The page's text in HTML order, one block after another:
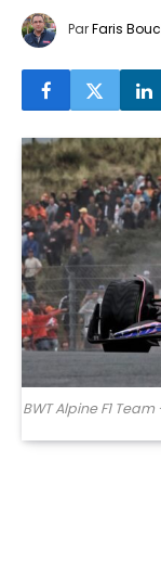
ParFaris
BWT Alpine F1